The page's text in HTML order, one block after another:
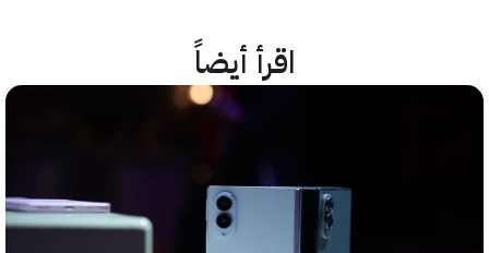
اقرأ أيضاً